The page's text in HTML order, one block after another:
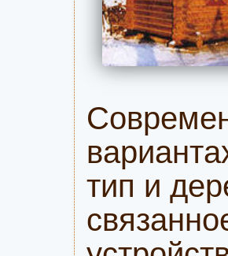
тип и